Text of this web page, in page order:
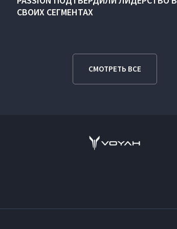
СВОИХ СЕГМЕНТАХ
СМОТРЕТЬ ВСЕ